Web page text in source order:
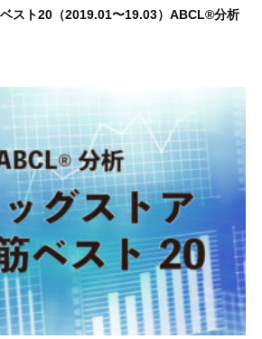
ベスト20（2019.01〜19.03）ABCL®分析